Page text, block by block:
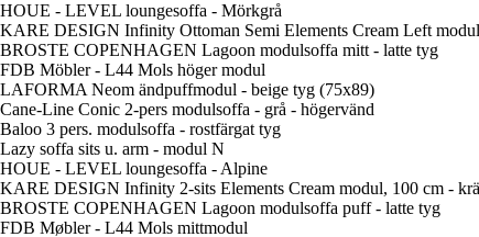
HOUE - LEVEL loungesoffa - Mörkgrå
KARE DESIGN Infinity Ottoman Semi Elements Cream Left
BROSTE COPENHAGEN Lagoon modulsoffa mitt - latte tyg
FDB Möbler - L44 Mols höger modul
LAFORMA Neom ändpuffmodul - beige tyg (75x89)
Cane-Line Conic 2-pers modulsoffa - grå - högervänd
Baloo 3 pers. modulsoffa - rostfärgat tyg
Lazy soffa sits u. arm - modul N
HOUE - LEVEL loungesoffa - Alpine
KARE DESIGN Infinity 2-sits Elements Cream modul, 100 cm -
BROSTE COPENHAGEN Lagoon modulsoffa puff - latte tyg
FDB Møbler - L44 Mols mittmodul